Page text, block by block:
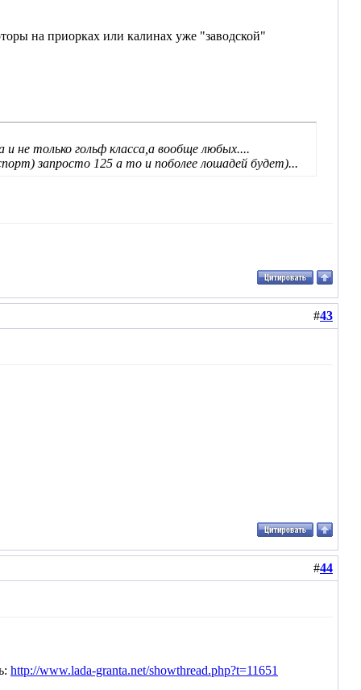
на приорках или калинах уже "заводской"
не только гольф класса,а вообще любых....
запросто 125 а то и поболее лошадей будет)...
#43
#44
http://www.lada-granta.net/showthread.php?t=11651